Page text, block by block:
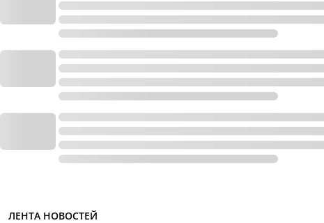
ЛЕНТА НОВОСТЕЙ